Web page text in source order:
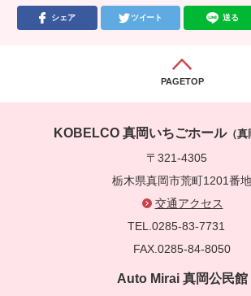
シェア ツイート 送る
PAGETOP
KOBELCO 真岡いちごホール（真
〒321-4305
栃木県真岡市荒町1201番地
交通アクセス
TEL.0285-83-7731
FAX.0285-84-8050
Auto Mirai 真岡公民館